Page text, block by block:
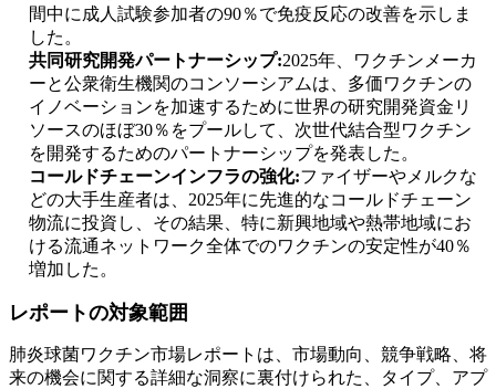
間中に成人試験参加者の90％で免疫反応の改善を示しま
した。
共同研究開発パートナーシップ:2025年、ワクチンメーカ
ーと公衆衛生機関のコンソーシアムは、多価ワクチンの
イノベーションを加速するために世界の研究開発資金リ
ソースのほぼ30％をプールして、次世代結合型ワクチン
を開発するためのパートナーシップを発表した。
コールドチェーンインフラの強化:ファイザーやメルクな
どの大手生産者は、2025年に先進的なコールドチェーン
物流に投資し、その結果、特に新興地域や熱帯地域にお
ける流通ネットワーク全体でのワクチンの安定性が40％
増加した。
レポートの対象範囲
肺炎球菌ワクチン市場レポートは、市場動向、競争戦略、将
来の機会に関する詳細な洞察に裏付けられた、タイプ、アプ